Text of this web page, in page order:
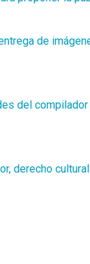
de
del
derecho